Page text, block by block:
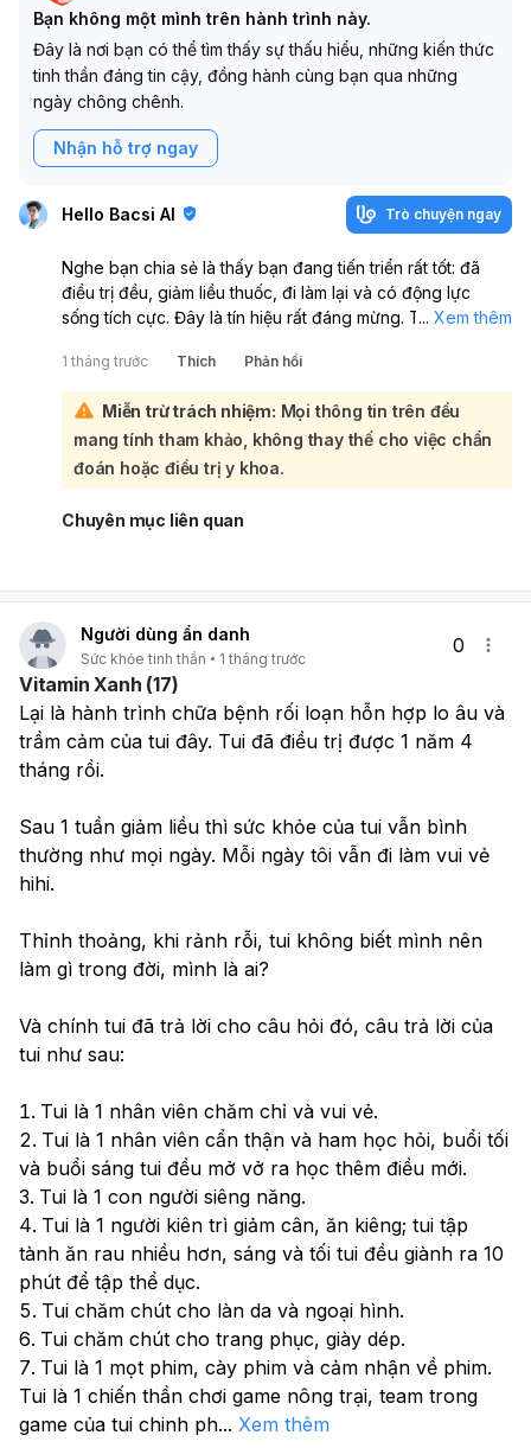
Bạn không một mình trên hành trình này.
Đây là nơi bạn có thể tìm thấy sự thấu hiểu, những kiến thức
tinh thần đáng tin cậy, đồng hành cùng bạn qua những
ngày chông chênh.
Nhận hỗ trợ ngay
Hello Bacsi AI Trò chuyện ngay
Nghe bạn chia sẻ là thấy bạn đang tiến triển rất tốt: đã
điều trị đều, giảm liều thuốc, đi làm lại và có động lực
sống tích cực. Đây là tín hiệu rất đáng mừng. Tuy nhiên,
theo dõi sát với bác sĩ khi giảm/ngưng thuốc, vì thuốc
chống trầm cảm cần kiên nhẫn và không nên tự ý dừng
đột ngột.:
Việc bạn muốn ngày làm, tối học, chủ nhật làm thêm là rất
năng động, nhưng nên sắp xếp vừa sức để tránh quá tải,
thiếu ngủ hoặc tái phát lo âu/trầm cảm. Hãy ưu tiên ngủ
đủ, ăn uống lành mạnh, vận động đều, giữ nhịp sinh hoạt
dài hoặc giảm hứng thú, bạn nên báo lại bác sĩ sớm.
mình quá nhanh.
... Xem thêm
1 tháng trước Thích Phản hồi
Miễn trừ trách nhiệm: Mọi thông tin trên đều
mang tính tham khảo, không thay thế cho việc chẩn
đoán hoặc điều trị y khoa.
Chuyên mục liên quan
Người dùng ẩn danh
Sức khỏe tinh thần 1 tháng trước
0
Vitamin Xanh (17)
Lại là hành trình chữa bệnh rối loạn hỗn hợp lo âu và
trầm cảm của tui đây. Tui đã điều trị được 1 năm 4
tháng rồi.
Sau 1 tuần giảm liều thì sức khỏe của tui vẫn bình
thường như mọi ngày. Mỗi ngày tôi vẫn đi làm vui vẻ
hihi.
Thỉnh thoảng, khi rảnh rỗi, tui không biết mình nên
làm gì trong đời, mình là ai?
Và chính tui đã trả lời cho câu hỏi đó, câu trả lời của
tui như sau:
Tui là 1 nhân viên chăm chỉ và vui vẻ.
Tui là 1 nhân viên cẩn thận và ham học hỏi, buổi tối
và buổi sáng tui đều mở vở ra học thêm điều mới.
Tui là 1 con người siêng năng.
Tui là 1 người kiên trì giảm cân, ăn kiêng; tui tập
tành ăn rau nhiều hơn, sáng và tối tui đều giành ra 10
phút để tập thể dục.
Tui chăm chút cho làn da và ngoại hình.
Tui chăm chút cho trang phục, giày dép.
Tui là 1 mọt phim, cày phim và cảm nhận về phim.
Tui là 1 chiến thần chơi game nông trại, team trong
game của tui chinh ph... Xem thêm